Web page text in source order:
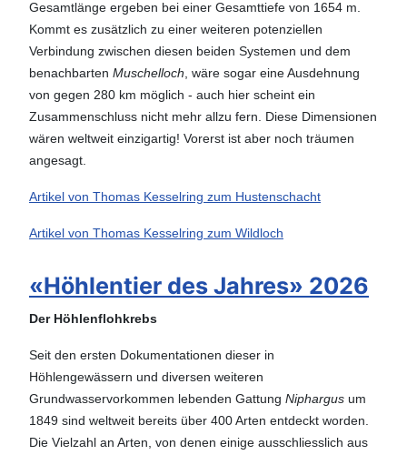
Gesamtlänge ergeben bei einer Gesamttiefe von 1654 m.
Kommt es zusätzlich zu einer weiteren potenziellen
Verbindung zwischen diesen beiden Systemen und dem
benachbarten Muschelloch , wäre sogar eine Ausdehnung
von gegen 280 km möglich - auch hier scheint ein
Zusammenschluss nicht mehr allzu fern. Diese Dimensionen
wären weltweit einzigartig! Vorerst ist aber noch träumen
angesagt.
Artikel von Thomas Kesselring zum Hustenschacht
Artikel von Thomas Kesselring zum Wildloch
«Höhlentier des Jahres» 2026
Der Höhlenflohkrebs
Seit den ersten Dokumentationen dieser in
Höhlengewässern und diversen weiteren
Grundwasservorkommen lebenden Gattung Niphargus um
1849 sind weltweit bereits über 400 Arten entdeckt worden.
Die Vielzahl an Arten, von denen einige ausschliesslich aus